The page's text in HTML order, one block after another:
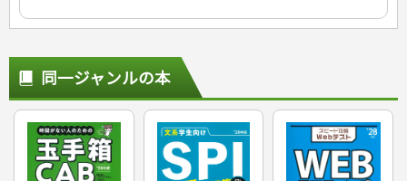
同一ジャンルの本